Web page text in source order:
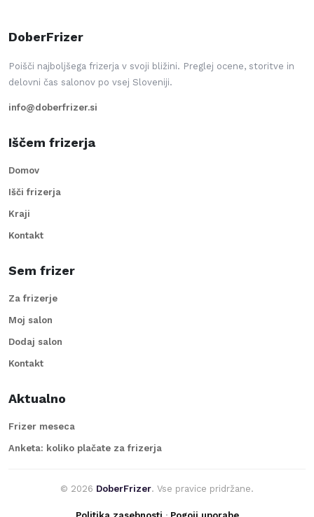
DoberFrizer
Poišči najboljšega frizerja v svoji bližini. Preglej ocene, storitve in
delovni čas salonov po vsej Sloveniji.
info@doberfrizer.si
Iščem frizerja
Domov
Išči frizerja
Kraji
Kontakt
Sem frizer
Za frizerje
Moj salon
Dodaj salon
Kontakt
Aktualno
Frizer meseca
Anketa: koliko plačate za frizerja
© 2026 DoberFrizer. Vse pravice pridržane.